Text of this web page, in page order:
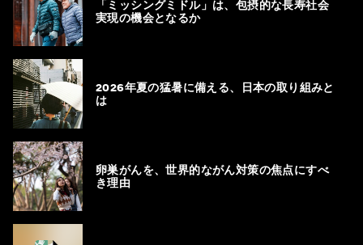
「ミッシングミドル」は、包摂的な長寿社会
実現の機会となるか
2026年夏の猛暑に備える、日本の取り組みと
は
卵巣がんを、世界的ながん対策の焦点にすべ
き理由